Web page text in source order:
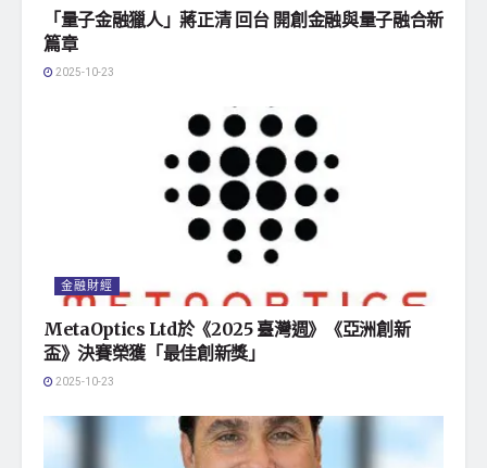
「量子金融獵人」蔣正清 回台 開創金融與量子融合新
篇章
2025-10-23
金融財經
MetaOptics Ltd於《2025 臺灣週》《亞洲創新
盃》決賽榮獲「最佳創新獎」
2025-10-23